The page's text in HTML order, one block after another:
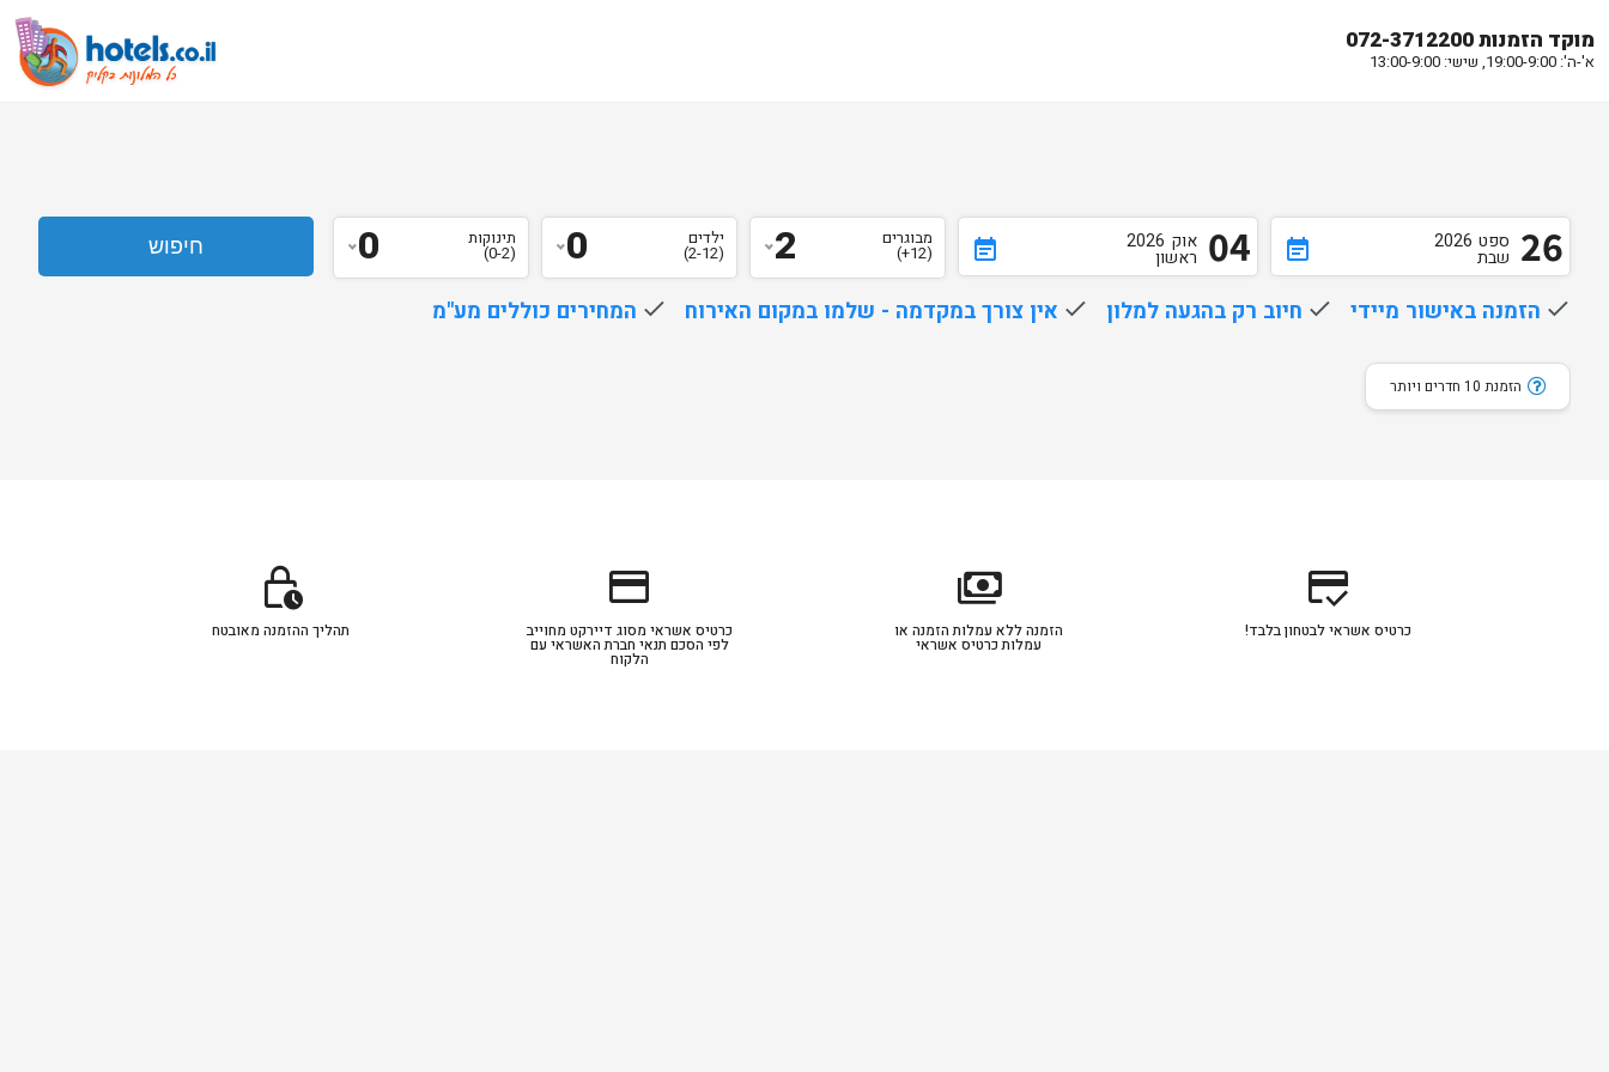
מוקד הזמנות 072-3712200
א'-ה': 19:00-9:00, שישי: 13:00-9:00
event_note 26 ספט 2026
שבת event_note 04 אוק 2026
ראשון
מבוגרים
(12+)
2 ילדים
(2-12)
0 תינוקות
(0-2)
0
done הזמנה באישור מיידי done חיוב רק בהגעה למלון done אין צורך במקדמה - שלמו במקום האירוח done המחירים כוללים מע"מ
הזמנת 10 חדרים ויותר
credit_score
כרטיס אשראי לבטחון בלבד!
payments
הזמנה ללא עמלות הזמנה או
עמלות כרטיס אשראי
credit_card
כרטיס אשראי מסוג דיירקט מחוייב
לפי הסכם תנאי חברת האשראי עם
הלקוח
lock_clock
תהליך ההזמנה מאובטח